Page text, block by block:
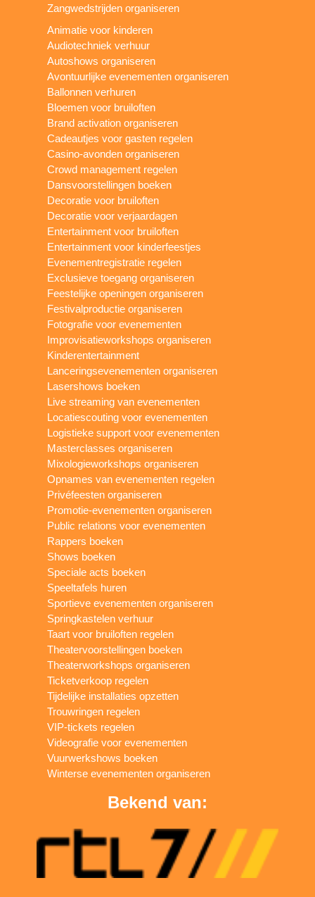
Zangwedstrijden organiseren
Animatie voor kinderen
Audiotechniek verhuur
Autoshows organiseren
Avontuurlijke evenementen organiseren
Ballonnen verhuren
Bloemen voor bruiloften
Brand activation organiseren
Cadeautjes voor gasten regelen
Casino-avonden organiseren
Crowd management regelen
Dansvoorstellingen boeken
Decoratie voor bruiloften
Decoratie voor verjaardagen
Entertainment voor bruiloften
Entertainment voor kinderfeestjes
Evenementregistratie regelen
Exclusieve toegang organiseren
Feestelijke openingen organiseren
Festivalproductie organiseren
Fotografie voor evenementen
Improvisatieworkshops organiseren
Kinderentertainment
Lanceringsevenementen organiseren
Lasershows boeken
Live streaming van evenementen
Locatiescouting voor evenementen
Logistieke support voor evenementen
Masterclasses organiseren
Mixologieworkshops organiseren
Opnames van evenementen regelen
Privéfeesten organiseren
Promotie-evenementen organiseren
Public relations voor evenementen
Rappers boeken
Shows boeken
Speciale acts boeken
Speeltafels huren
Sportieve evenementen organiseren
Springkastelen verhuur
Taart voor bruiloften regelen
Theatervoorstellingen boeken
Theaterworkshops organiseren
Ticketverkoop regelen
Tijdelijke installaties opzetten
Trouwringen regelen
VIP-tickets regelen
Videografie voor evenementen
Vuurwerkshows boeken
Winterse evenementen organiseren
Bekend van: